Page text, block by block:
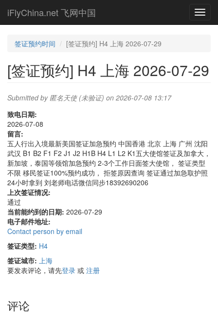
main
iFlyChina.net 飞网中国
签证预约时间 [签证预约] H4 上海 2026-07-29
[签证预约] H4 上海 2026-07-29
Submitted by 匿名天使 (未验证) on 2026-07-08 13:17
致电日期:
2026-07-08
留言:
五人行出入境最新美国签证加急预约 中国香港 北京 上海 广州 沈阳
武汉 B1 B2 F1 F2 J1 J2 H1B H4 L1 L2 K1五大使馆签证及加拿大，
新加坡，泰国等领馆加急预约 2-3个工作日面签大使馆， 签证类型
不限 移民签证100%预约成功， 拒签原因查询 签证通过加急取护照
24小时拿到 刘老师电话微信同步18392690206
上次签证情况:
通过
当前能约到的日期: 2026-07-29
电子邮件地址:
Contact person by email
签证类型: H4
签证城市: 上海
要发表评论，请先登录 或 注册
评论